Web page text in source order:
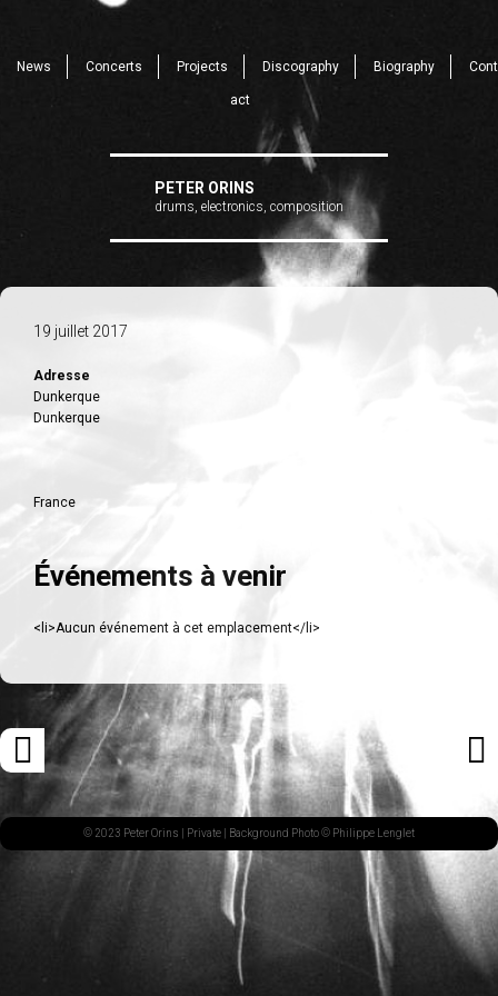
News Concerts Projects Discography Biography Cont
act
PETER ORINS
drums, electronics, composition
19 juillet 2017
Adresse
Dunkerque
Dunkerque
France
Événements à venir
<li>Aucun événement à cet emplacement</li>
Navigation
des
articles
ARTICLE
PRÉCÉDENT© 2023 Peter Orins | Private | Background Photo © Philippe Lenglet